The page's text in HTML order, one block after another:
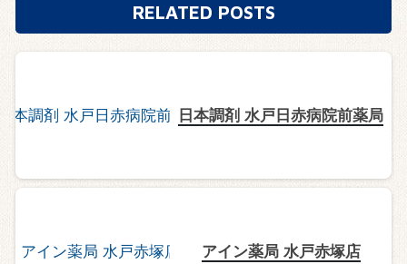
RELATED POSTS
日本調剤 水戸日赤病院前薬局
アイン薬局 水戸赤塚店